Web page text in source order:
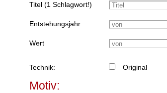
Titel (1 Schlagwort!)
Entstehungsjahr
Wert
Technik: Original
Motiv: